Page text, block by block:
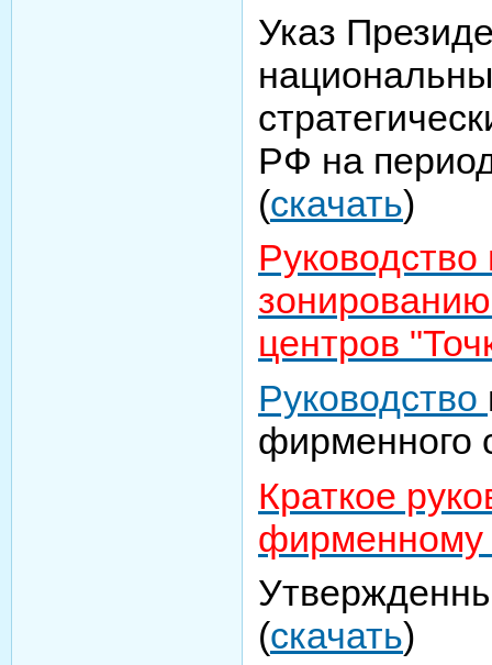
Указ
РФ на
(скачать)
центров
Руководство
фирменного
Краткое
фирменному
(скачать)